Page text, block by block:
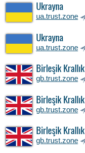
Ukrayna
ua.trust.zone
Ukrayna
ua.trust.zone
Birleşik Krallık
gb.trust.zone
Birleşik Krallık
gb.trust.zone
Birleşik Krallık
gb.trust.zone